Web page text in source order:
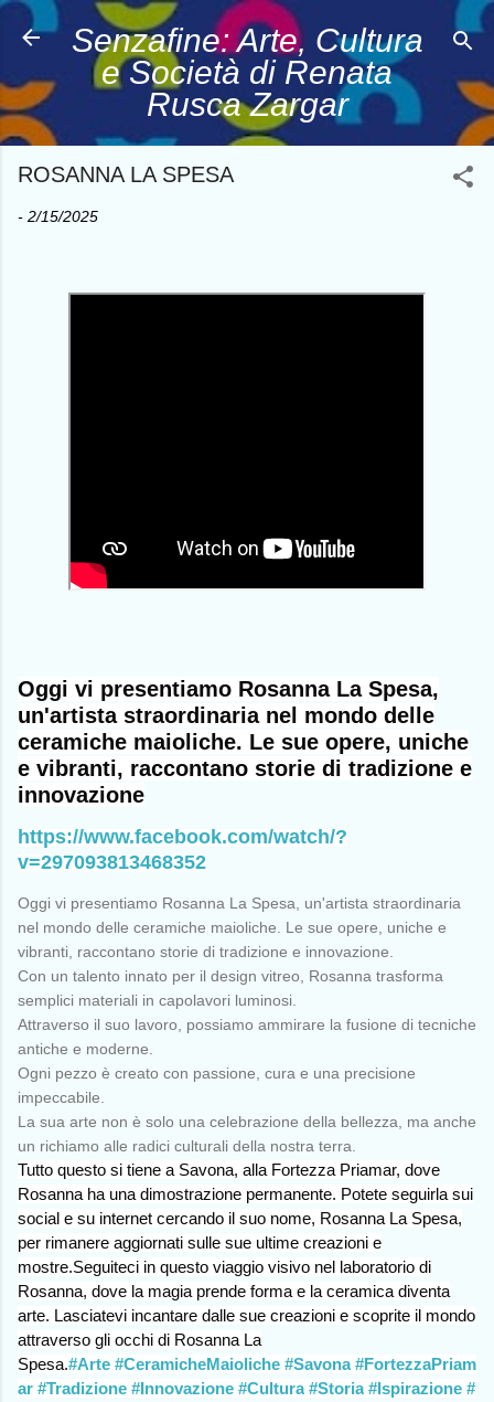
Passa ai contenuti principali
Senzafine: Arte, Cultura
e Società di Renata
Rusca Zargar
ROSANNA LA SPESA
- 2/15/2025
Oggi vi presentiamo Rosanna La Spesa,
un'artista straordinaria nel mondo delle
ceramiche maioliche. Le sue opere, uniche
e vibranti, raccontano storie di tradizione e
innovazione
https://www.facebook.com/watch/?
v=297093813468352
Oggi vi presentiamo Rosanna La Spesa, un'artista straordinaria
nel mondo delle ceramiche maioliche. Le sue opere, uniche e
vibranti, raccontano storie di tradizione e innovazione.
Con un talento innato per il design vitreo, Rosanna trasforma
semplici materiali in capolavori luminosi.
Attraverso il suo lavoro, possiamo ammirare la fusione di tecniche
antiche e moderne.
Ogni pezzo è creato con passione, cura e una precisione
impeccabile.
La sua arte non è solo una celebrazione della bellezza, ma anche
un richiamo alle radici culturali della nostra terra.
Tutto questo si tiene a Savona, alla Fortezza Priamar, dove
Rosanna ha una dimostrazione permanente. Potete seguirla sui
social e su internet cercando il suo nome, Rosanna La Spesa,
per rimanere aggiornati sulle sue ultime creazioni e
mostre.Seguiteci in questo viaggio visivo nel laboratorio di
Rosanna, dove la magia prende forma e la ceramica diventa
arte. Lasciatevi incantare dalle sue creazioni e scoprite il mondo
attraverso gli occhi di Rosanna La
Spesa.#Arte #CeramicheMaioliche #Savona #FortezzaPriam
ar #Tradizione #Innovazione #Cultura #Storia #Ispirazione #